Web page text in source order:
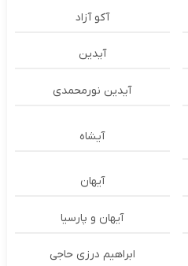
آکو آزاد
آیدین
آیدین نورمحمدی
آیشاه
آیهان
آیهان و پارسیا
ابراهیم درزی حاجی